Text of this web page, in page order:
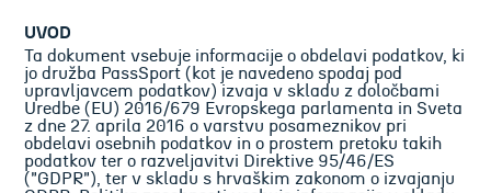
UVOD
Ta dokument vsebuje informacije o obdelavi podatkov, ki
jo družba PassSport (kot je navedeno spodaj pod
upravljavcem podatkov) izvaja v skladu z določbami
Uredbe (EU) 2016/679 Evropskega parlamenta in Sveta
z dne 27. aprila 2016 o varstvu posameznikov pri
obdelavi osebnih podatkov in o prostem pretoku takih
podatkov ter o razveljavitvi Direktive 95/46/ES
("GDPR"), ter v skladu s hrvaškim zakonom o izvajanju